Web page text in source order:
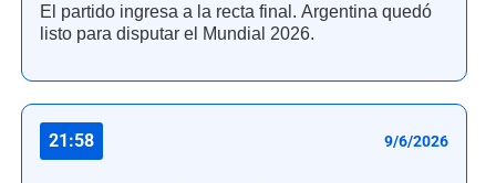
El partido ingresa a la recta final. Argentina quedó
listo para disputar el Mundial 2026.
21:58 9/6/2026